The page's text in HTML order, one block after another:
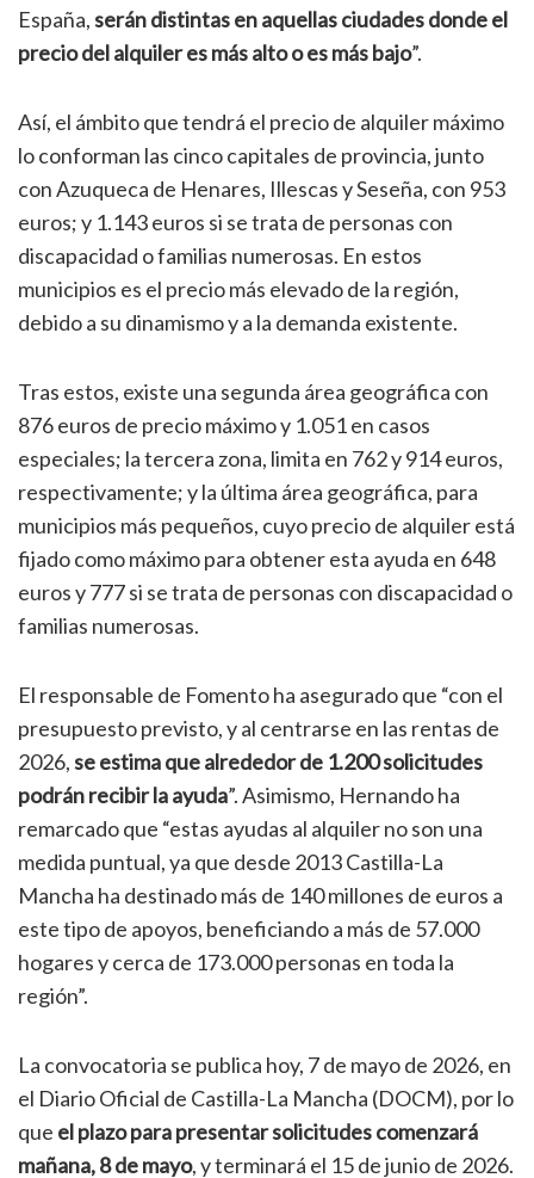
España,serán distintas en aquellas ciudades donde el
precio del alquiler es más alto o es más bajo”.
Así, el ámbito que tendrá el precio de alquiler máximo
lo conforman las cinco capitales de provincia, junto
con Azuqueca de Henares, Illescas y Seseña, con 953
euros; y 1.143 euros si se trata de personas con
discapacidad o familias numerosas. En estos
municipios es el precio más elevado de la región,
debido a su dinamismo y a la demanda existente.
Tras estos, existe una segunda área geográfica con
876 euros de precio máximo y 1.051 en casos
especiales; la tercera zona, limita en 762 y 914 euros,
respectivamente; y la última área geográfica, para
municipios más pequeños, cuyo precio de alquiler está
fijado como máximo para obtener esta ayuda en 648
euros y 777 si se trata de personas con discapacidad o
familias numerosas.
El responsable de Fomento ha asegurado que “con el
presupuesto previsto, y al centrarse en las rentas de
2026,se estima que alrededor de 1.200 solicitudes
podrán recibir la ayuda”. Asimismo, Hernando ha
remarcado que “estas ayudas al alquiler no son una
medida puntual, ya que desde 2013 Castilla-La
Mancha ha destinado más de 140 millones de euros a
este tipo de apoyos, beneficiando a más de 57.000
hogares y cerca de 173.000 personas en toda la
región”.
La convocatoria se publica hoy, 7 de mayo de 2026, en
el Diario Oficial de Castilla-La Mancha (DOCM), por lo
que el plazo para presentar solicitudes comenzará
mañana, 8 de mayo, y terminará el 15 de junio de 2026.